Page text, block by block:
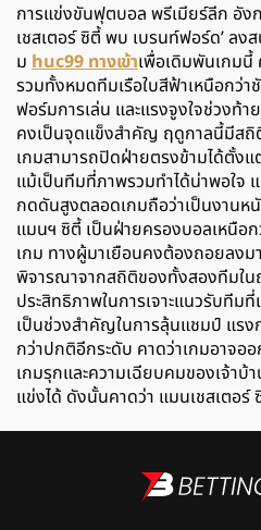
การแข่งขันฟุตบอล พรีเมียร์ลีก อัง
เชสเตอร์ ซิตี้ พบ เบรนท์ฟอร์ด’ ลง
ม huc99 ทางเข้าเพื่อเดิมพันเกม
รวมทั้งหมดทีมเรือใบสีฟ้าเหนือกว่
ฟอร์มการเล่น และแรงจูงใจช่วงท้
คงเป็นจุดแข็งสำคัญ ฤดูกาลนี้มีสถิ
เกมสามารถปิดฝ่ายตรงข้ามได้ตั้ง
แม้เป็นทีมที่ภาพรวมทำได้น่าพอใจ
กดดันสูงตลอดเกมถือว่าเป็นงานห
แมนฯ ซิตี้ เป็นฝ่ายครองบอลเหนือ
เกม ทางผู้มาเยือนคงต้องถอยลง
พิจารณาจากสถิติของทั้งสองทีมใน
ประสิทธิภาพในการเจาะแนวรับที
เป็นช่วงสำคัญในการลุ้นแชมป์ แรง
กว่าปกติอีกระดับ คาดว่าเกมอาจ
เกมรุกและความเฉียบคมของเจ้าบ้
แข่งได้ ดังนั้นคาดว่า แมนเชสเตอร์